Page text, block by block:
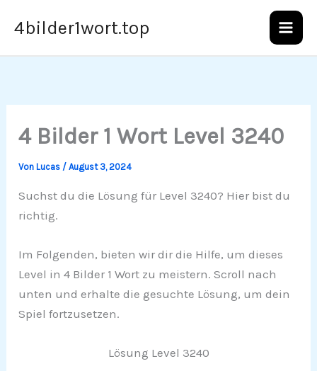
Inhalt
4bilder1wort.top
4 Bilder 1 Wort Level 3240
VonLucas /August 3, 2024
Suchst du die Lösung für Level 3240? Hier bist du
richtig.
Im Folgenden, bieten wir dir die Hilfe, um dieses
Level in 4 Bilder 1 Wort zu meistern. Scroll nach
unten und erhalte die gesuchte Lösung, um dein
Spiel fortzusetzen.
Lösung Level 3240